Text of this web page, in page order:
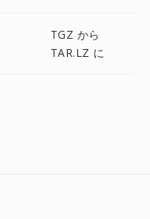
TGZ から
TAR.LZ に